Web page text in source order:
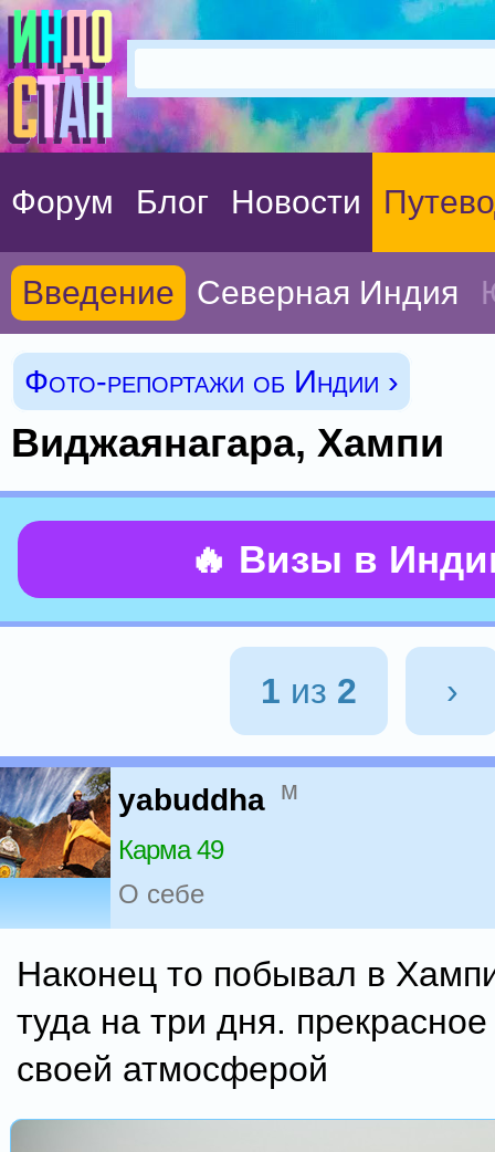
Форум Блог Новости
Введение Северная Индия
Фото-репортажи об Индии ›
Виджаянагара, Хампи
🔥 Визы в
1 из 2 ›
yabuddha м
Карма 49
О себе
Наконец то побывал в
туда на три дня.
своей атмосферой